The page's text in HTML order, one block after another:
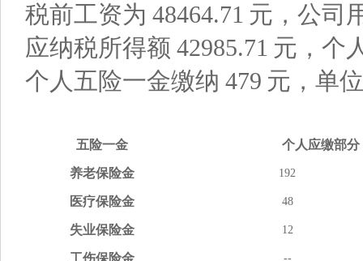
税前工资为 48464.71 元，公司
应纳税所得额 42985.71 元，个
个人五险一金缴纳 479 元，单
五险一金 个人应缴部分
养老保险金 192
医疗保险金 48
失业保险金 12
工伤保险金 --